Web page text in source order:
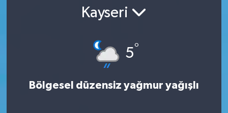
Kayseri
5°
Bölgesel düzensiz yağmur yağışlı